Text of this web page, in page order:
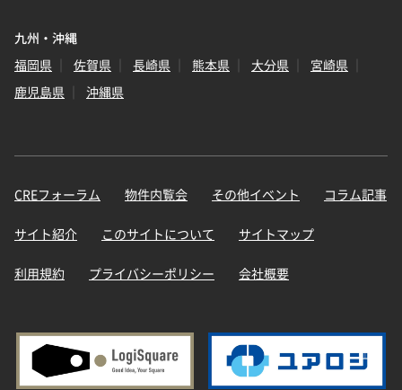
九州・沖縄
福岡県
佐賀県 長崎県 熊本県 大分県
宮崎県
鹿児島県
沖縄県
CREフォーラム 物件内覧会 その他イベント コラム記事
サイト紹介 このサイトについて サイトマップ
利用規約 プライバシーポリシー 会社概要